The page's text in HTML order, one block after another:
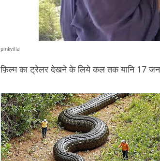
pinkvilla
फ़िल्म का ट्रेलर देखने के लिये कल तक यानि 17